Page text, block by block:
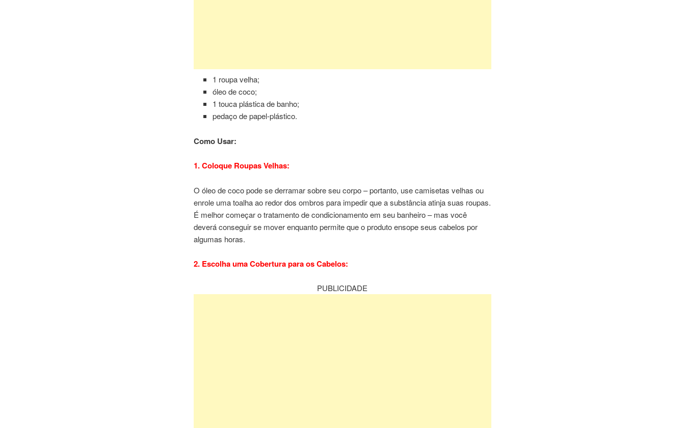
1 roupa velha;
óleo de coco;
1 touca plástica de banho;
pedaço de papel-plástico.
Como Usar:
1. Coloque Roupas Velhas:
O óleo de coco pode se derramar sobre seu corpo – portanto, use camisetas velhas ou
enrole uma toalha ao redor dos ombros para impedir que a substância atinja suas roupas.
É melhor começar o tratamento de condicionamento em seu banheiro – mas você
deverá conseguir se mover enquanto permite que o produto ensope seus cabelos por
algumas horas.
2. Escolha uma Cobertura para os Cabelos:
PUBLICIDADE